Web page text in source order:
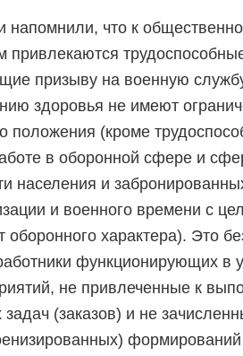
напомнили, что к общественно
привлекаются
призыву на военную
здоровья не имеют
положения (кроме
в оборонной сфере и
населения и
и военного времени с
оборонного характера). Это
функционирующих в
не привлеченные к
(заказов) и не
формирований